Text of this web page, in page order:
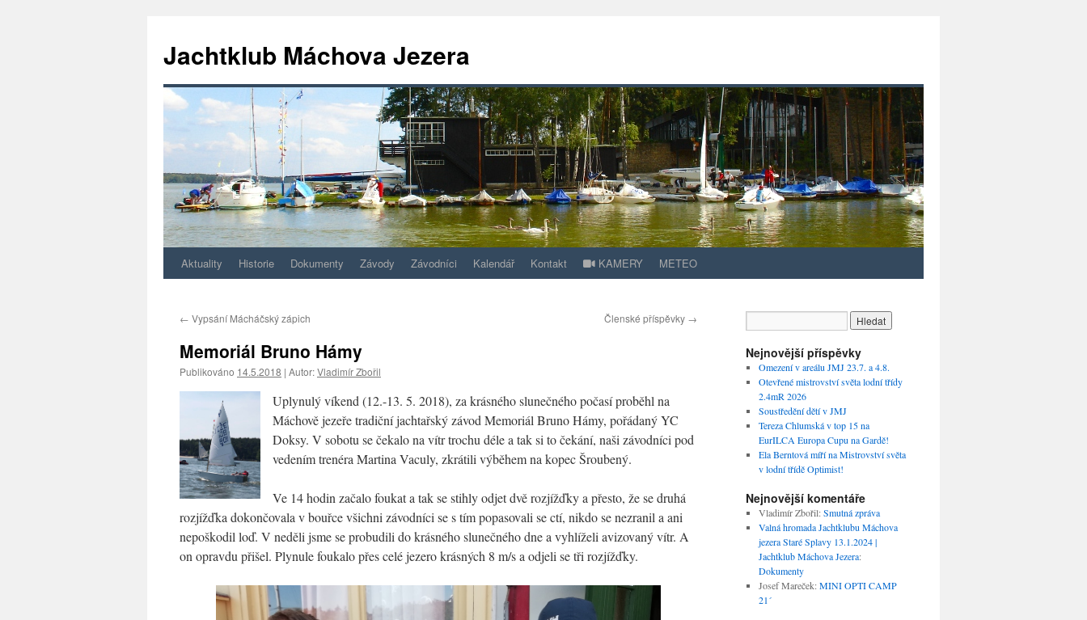
Jachtklub Máchova Jezera
Přejít
obsahu
webu
Aktuality Historie Dokumenty Závody Závodníci Kalendář Kontakt KAMERY METEO
← Vypsání Mácháčský zápich Členské příspěvky →
Memoriál Bruno Hámy
Publikováno 14.5.2018 | Autor:Vladimír Zbořil
Uplynulý víkend (12.-13. 5. 2018), za krásného slunečného počasí proběhl na
Máchově jezeře tradiční jachtařský závod Memoriál Bruno Hámy, pořádaný YC
Doksy. V sobotu se čekalo na vítr trochu déle a tak si to čekání, naši závodníci pod
vedením trenéra Martina Vaculy, zkrátili výběhem na kopec Šroubený.
Ve 14 hodin začalo foukat a tak se stihly odjet dvě rozjížďky a přesto, že se druhá
rozjížďka dokončovala v bouřce všichni závodníci se s tím popasovali se ctí, nikdo se nezranil a ani
nepoškodil loď. V neděli jsme se probudili do krásného slunečného dne a vyhlíželi avizovaný vítr. A
on opravdu přišel. Plynule foukalo přes celé jezero krásných 8 m/s a odjeli se tři rozjížďky.
Nejnovější příspěvky
Omezení v areálu JMJ 23.7. a 4.8.
Otevřené mistrovství světa lodní třídy
2.4mR 2026
Soustředění dětí v JMJ
Tereza Chlumská v top 15 na
EurILCA Europa Cupu na Gardě!
Ela Berntová míří na Mistrovství světa
v lodní třídě Optimist!
Nejnovější komentáře
Vladimír Zbořil:Smutná zpráva
Valná hromada Jachtklubu Máchova
jezera Staré Splavy 13.1.2024 |
Jachtklub Máchova Jezera:
Dokumenty
Josef Mareček:MINI OPTI CAMP
21´